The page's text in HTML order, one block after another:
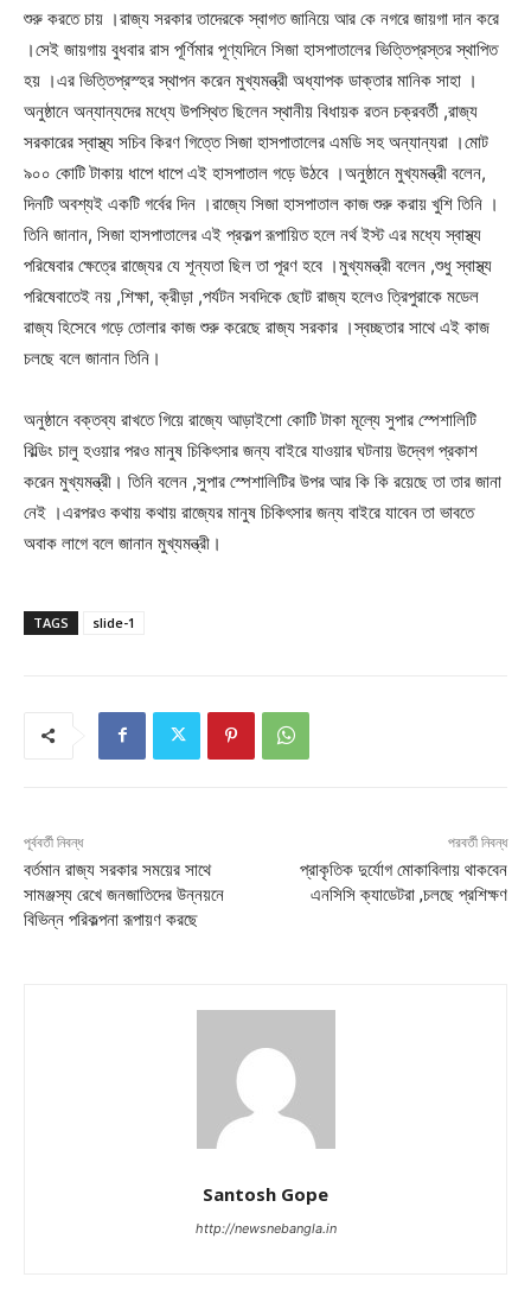
শুরু করতে চায় ।রাজ্য সরকার তাদেরকে স্বাগত জানিয়ে আর কে নগরে জায়গা দান করে
।সেই জায়গায় বুধবার রাস পূর্ণিমার পূণ্যদিনে সিজা হাসপাতালের ভিত্তিপ্রস্তর স্থাপিত
হয় ।এর ভিত্তিপ্রস্হর স্থাপন করেন মুখ্যমন্ত্রী অধ্যাপক ডাক্তার মানিক সাহা ।
অনুষ্ঠানে অন্যান্যদের মধ্যে উপস্থিত ছিলেন স্থানীয় বিধায়ক রতন চক্রবর্তী ,রাজ্য
সরকারের স্বাস্থ্য সচিব কিরণ গিত্তে সিজা হাসপাতালের এমডি সহ অন্যান্যরা ।মোট
৯০০ কোটি টাকায় ধাপে ধাপে এই হাসপাতাল গড়ে উঠবে ।অনুষ্ঠানে মুখ্যমন্ত্রী বলেন,
দিনটি অবশ্যই একটি গর্বের দিন ।রাজ্যে সিজা হাসপাতাল কাজ শুরু করায় খুশি তিনি ।
তিনি জানান, সিজা হাসপাতালের এই প্রকল্প রূপায়িত হলে নর্থ ইস্ট এর মধ্যে স্বাস্থ্য
পরিষেবার ক্ষেত্রে রাজ্যের যে শূন্যতা ছিল তা পূরণ হবে ।মুখ্যমন্ত্রী বলেন ,শুধু স্বাস্থ্য
পরিষেবাতেই নয় ,শিক্ষা, ক্রীড়া ,পর্যটন সবদিকে ছোট রাজ্য হলেও ত্রিপুরাকে মডেল
রাজ্য হিসেবে গড়ে তোলার কাজ শুরু করেছে রাজ্য সরকার ।স্বচ্ছতার সাথে এই কাজ
চলছে বলে জানান তিনি।
অনুষ্ঠানে বক্তব্য রাখতে গিয়ে রাজ্যে আড়াইশো কোটি টাকা মূল্যে সুপার স্পেশালিটি
বিল্ডিং চালু হওয়ার পরও মানুষ চিকিৎসার জন্য বাইরে যাওয়ার ঘটনায় উদ্বেগ প্রকাশ
করেন মুখ্যমন্ত্রী। তিনি বলেন ,সুপার স্পেশালিটির উপর আর কি কি রয়েছে তা তার জানা
নেই ।এরপরও কথায় কথায় রাজ্যের মানুষ চিকিৎসার জন্য বাইরে যাবেন তা ভাবতে
অবাক লাগে বলে জানান মুখ্যমন্ত্রী।
TAGS slide-1
পূর্ববর্তী নিবন্ধ
বর্তমান রাজ্য সরকার সময়ের সাথে
সামঞ্জস্য রেখে জনজাতিদের উন্নয়নে
বিভিন্ন পরিকল্পনা রূপায়ণ করছে
পরবর্তী নিবন্ধ
প্রাকৃতিক দুর্যোগ মোকাবিলায় থাকবেন
এনসিসি ক্যাডেটরা ,চলছে প্রশিক্ষণ
Santosh Gope
http://newsnebangla.in